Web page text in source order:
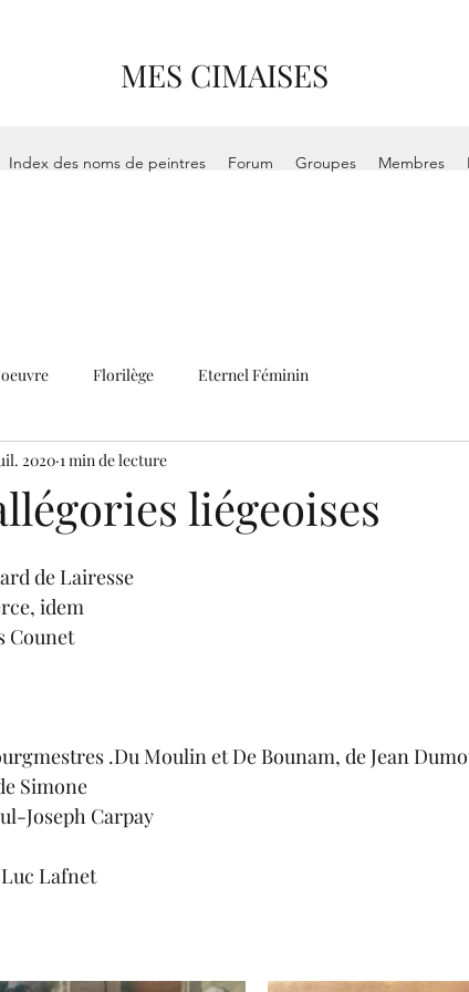
MES CIMAISES
Index des noms de peintres Forum Groupes Membres
Florilège Eternel Féminin
liégeoises
2020 1 min de lecture
de Lairesse
idem
Counet
.Du Moulin et De Bounam, de Jean
Simone
Joseph Carpay
Luc Lafnet